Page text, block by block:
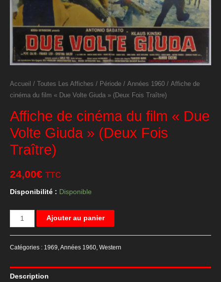
Accueil / Toutes Les Affiches / Période / Années 1960 / Affiche de
cinéma du film « Due Volte Giuda » (Deux Fois Traître)
Affiche de cinéma du film « Due
Volte Giuda » (Deux Fois
Traître)
24,00€ TTC
Disponibilité : Disponible
quantité
de
cinéma
du
Ajouter au panier
Catégories : 1969 Années 1960 Western
Description